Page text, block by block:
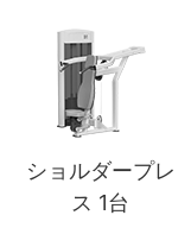
ショルダープレ
ス 1台